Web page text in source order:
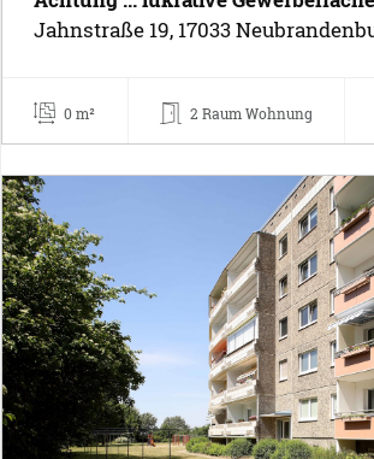
Jahnstraße 19, 17033
0 m² 2 Raum Wohnung